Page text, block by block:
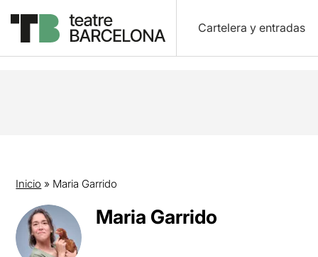
Cartelera y entradas
Inicio » Maria Garrido
Maria Garrido